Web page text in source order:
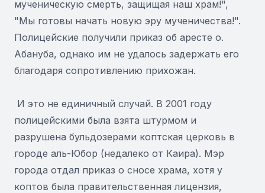
мученическую смерть, защищая наш храм!",
"Мы готовы начать новую эру мученичества!".
Полицейские получили приказ об аресте о.
Абануба, однако им не удалось задержать его
благодаря сопротивлению прихожан.
И это не единичный случай. В 2001 году
полицейскими была взята штурмом и
разрушена бульдозерами коптская церковь в
городе аль-Юбор (недалеко от Каира). Мэр
города отдал приказ о сносе храма, хотя у
коптов была правительственная лицензия,